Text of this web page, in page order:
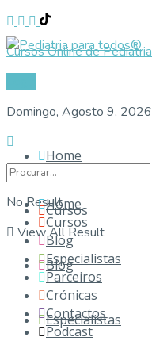
Cursos Online de
Domingo, Agosto 9, 2026
No Result
View All Result
Home
Cursos
Blog
Especialistas
Home
Cursos
Blog
Especialistas
Parceiros
Crónicas
Contactos
Podcast